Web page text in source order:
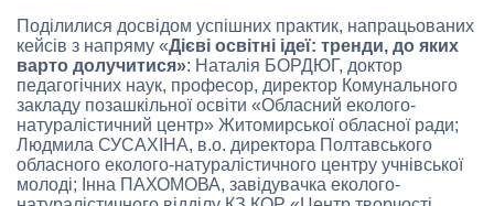
Поділилися досвідом успішних практик, напрацьованих
кейсів з напряму «Дієві освітні ідеї: тренди, до яких
варто долучитися»: Наталія БОРДЮГ, доктор
педагогічних наук, професор, директор Комунального
закладу позашкільної освіти «Обласний еколого-
натуралістичний центр» Житомирської обласної ради;
Людмила СУСАХІНА, в.о. директора Полтавського
обласного еколого-натуралістичного центру учнівської
молоді; Інна ПАХОМОВА, завідувачка еколого-